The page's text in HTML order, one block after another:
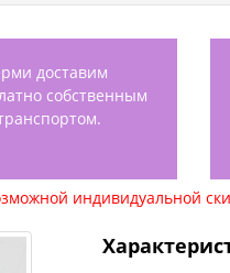
доставим
собственным
индивидуальной